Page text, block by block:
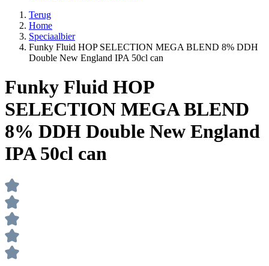
Terug
Home
Speciaalbier
Funky Fluid HOP SELECTION MEGA BLEND 8% DDH
Double New England IPA 50cl can
Funky Fluid HOP
SELECTION MEGA BLEND
8% DDH Double New England
IPA 50cl can